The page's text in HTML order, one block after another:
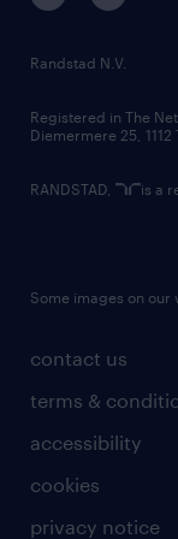
randstad
country websites
contact us
terms &
accessibility
cookies
privacy notice
Randstad N.V.
Registered in The
Diemermere 25,
RANDSTAD, is a
Some images on our